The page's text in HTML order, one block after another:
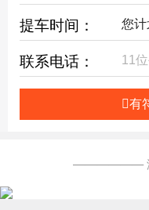
提车时间：
联系电话：
有
——————